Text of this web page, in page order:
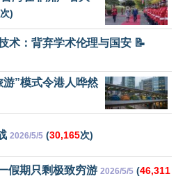
次)
术：背弃学术伦理与国安 📝
游”模式令港人哗然
2026/5/5 (30,165次)
假期只剩极致穷游 2026/5/5 (46,311